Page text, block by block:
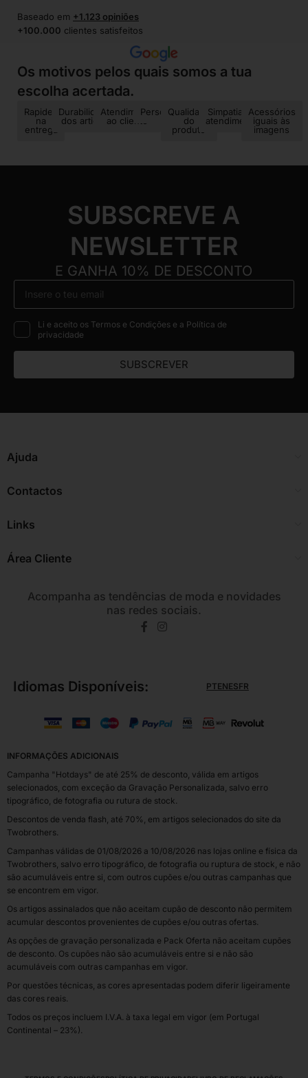
Baseado em +1.123 opiniões
+100.000 clientes satisfeitos
Os motivos pelos quais somos a tua
escolha acertada.
Rapidez
na
entrega
Durabilidade
dos artigos
Atendimento
ao cliente
Personalização
Qualidade
do
produto
Simpatia no
atendimento
Acessórios
iguais às
imagens
SUBSCREVE A
NEWSLETTER
E GANHA 10% DE DESCONTO
Li e aceito os Termos e Condições e a Política de
privacidade
SUBSCREVER
Ajuda
Contactos
Links
Área Cliente
Acompanha as tendências de moda e novidades
nas redes sociais.
Idiomas Disponíveis: PTENESFR
INFORMAÇÕES ADICIONAIS
Campanha "Hotdays" de até 25% de desconto, válida em artigos
selecionados, com exceção da Gravação Personalizada, salvo erro
tipográfico, de fotografia ou rutura de stock.
Descontos de venda flash, até 70%, em artigos selecionados do site da
Twobrothers.
Campanhas válidas de 01/08/2026 a 10/08/2026 nas lojas online e física da
Twobrothers, salvo erro tipográfico, de fotografia ou ruptura de stock, e não
são acumuláveis entre si, com outros cupões e/ou outras campanhas que
se encontrem em vigor.
Os artigos assinalados que não aceitam cupão de desconto não permitem
acumular descontos provenientes de cupões e/ou outras ofertas.
As opções de gravação personalizada e Pack Oferta não aceitam cupões
de desconto. Os cupões não são acumuláveis entre si e não são
acumuláveis com outras campanhas em vigor.
Por questões técnicas, as cores apresentadas podem diferir ligeiramente
das cores reais.
Todos os preços incluem I.V.A. à taxa legal em vigor (em Portugal
Continental – 23%).